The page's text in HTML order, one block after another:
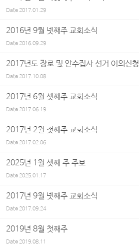
Date2017.01.29
2016년 9월 넷째주 교회소식
Date2016.09.29
2017년도 장로 및 안수집사 선거 이의신
Date2017.10.08
2017년 6월 셋째주 교회소식
Date2017.06.19
2017년 2월 첫째주 교회소식
Date2017.02.06
2025년 1월 셋째 주 주보
Date2025.01.17
2017년 9월 넷째주 교회소식
Date2017.09.24
2019년 8월 첫째주
Date2019.08.11